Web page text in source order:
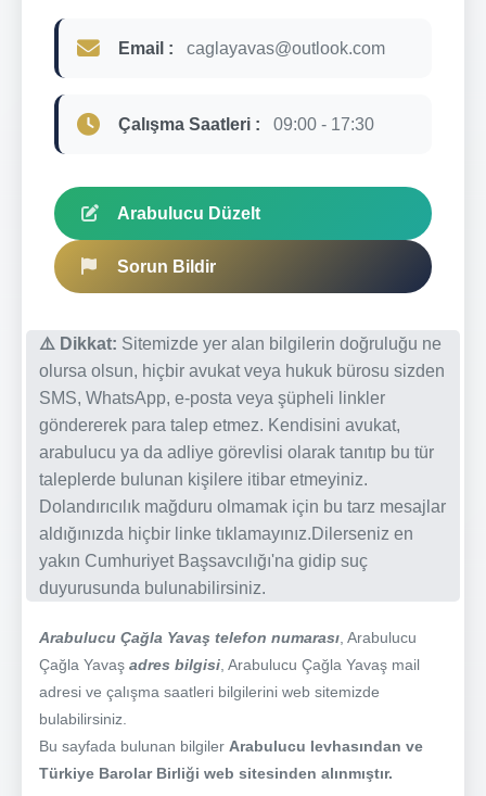
Email : caglayavas@outlook.com
Çalışma Saatleri : 09:00 - 17:30
Arabulucu Düzelt
Sorun Bildir
⚠️ Dikkat: Sitemizde yer alan bilgilerin doğruluğu ne
olursa olsun, hiçbir avukat veya hukuk bürosu sizden
SMS, WhatsApp, e-posta veya şüpheli linkler
göndererek para talep etmez. Kendisini avukat,
arabulucu ya da adliye görevlisi olarak tanıtıp bu tür
taleplerde bulunan kişilere itibar etmeyiniz.
Dolandırıcılık mağduru olmamak için bu tarz mesajlar
aldığınızda hiçbir linke tıklamayınız.Dilerseniz en
yakın Cumhuriyet Başsavcılığı'na gidip suç
duyurusunda bulunabilirsiniz.
Arabulucu Çağla Yavaş telefon numarası , Arabulucu
Çağla Yavaş adres bilgisi , Arabulucu Çağla Yavaş mail
adresi ve çalışma saatleri bilgilerini web sitemizde
bulabilirsiniz.
Bu sayfada bulunan bilgiler Arabulucu levhasından ve
Türkiye Barolar Birliği web sitesinden alınmıştır.